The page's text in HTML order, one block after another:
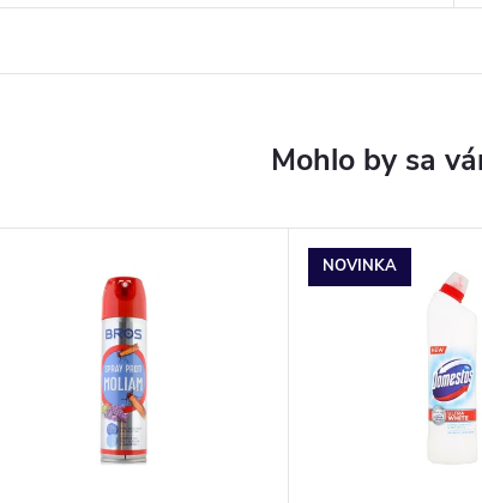
NOVINKA